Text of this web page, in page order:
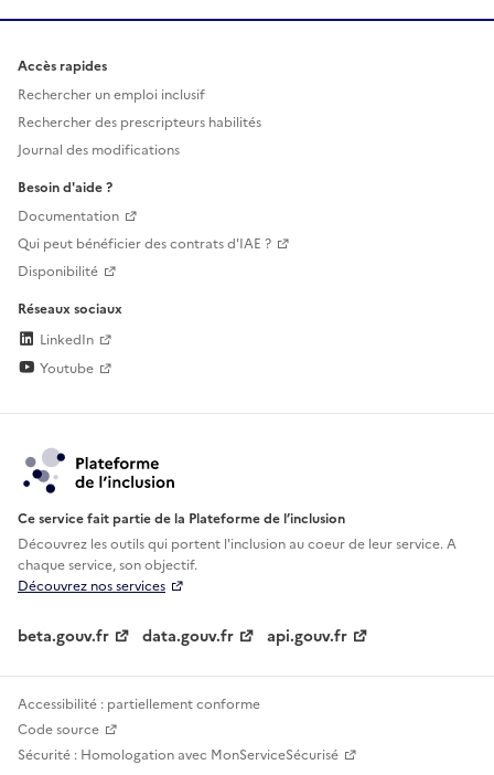
Accès rapides
Rechercher un emploi inclusif
Rechercher des prescripteurs habilités
Journal des modifications
Besoin d'aide ?
Documentation
Qui peut bénéficier des contrats d'IAE ?
Disponibilité
Réseaux sociaux
LinkedIn
Youtube
Ce service fait partie de la Plateforme de l’inclusion
Découvrez les outils qui portent l'inclusion aucoeur de leur service. A
chaque service, son objectif.
Découvrez nos services
beta.gouv.fr data.gouv.fr api.gouv.fr
Accessibilité : partiellement conforme
Code source
Sécurité : Homologation avec MonServiceSécurisé